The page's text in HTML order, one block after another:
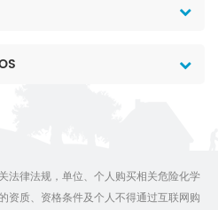
法律法规，单位、个人购买相关危险化学
资质、资格条件及个人不得通过互联网购